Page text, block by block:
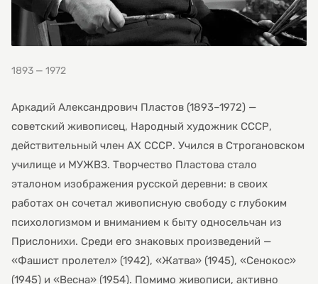
1893 — 1972
Аркадий Александрович Пластов (1893–1972) —
советский живописец, Народный художник СССР,
действительный член АХ СССР. Учился в Строгановском
училище и МУЖВЗ. Творчество Пластова стало
эталоном изображения русской деревни: в своих
работах он сочетал живописную свободу с глубоким
психологизмом и вниманием к быту односельчан из
Прислонихи. Среди его знаковых произведений —
«Фашист пролетел» (1942), «Жатва» (1945), «Сенокос»
(1945) и «Весна» (1954). Помимо живописи, активно